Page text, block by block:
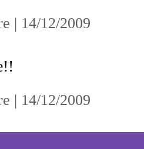
| 14/12/2009
| 14/12/2009